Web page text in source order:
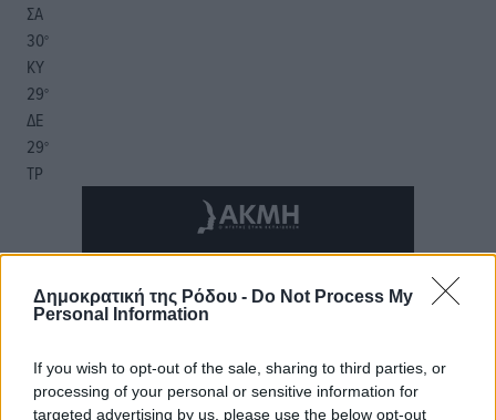
Δημοκρατική της Ρόδου - Do Not Process My
Personal Information
If you wish to opt-out of the sale, sharing to third parties, or
processing of your personal or sensitive information for
targeted advertising by us, please use the below opt-out
ΣΑ
30°
ΚΥ
29°
ΔΕ
29°
ΤΡ